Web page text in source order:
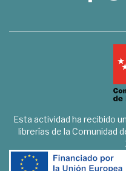
Esta actividad ha recibido
librerías de la Comunidad